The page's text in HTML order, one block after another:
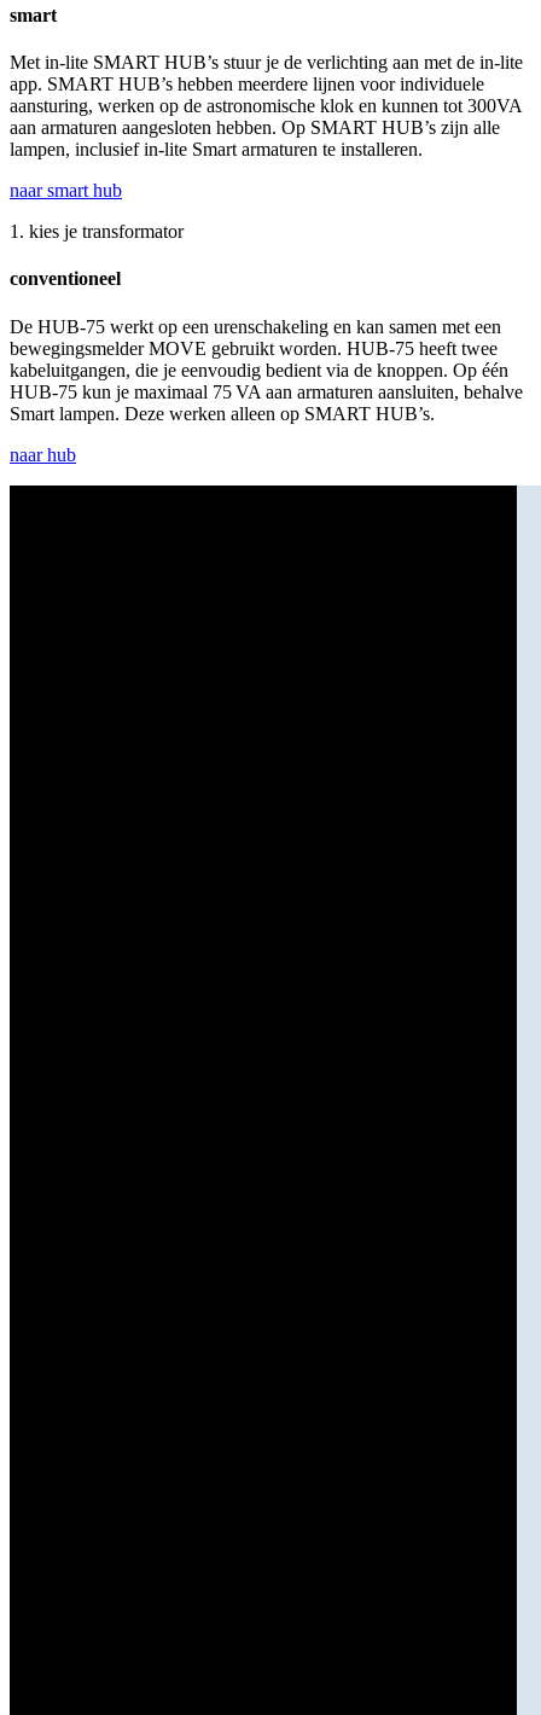
smart
Met in-lite SMART HUB’s stuur je de verlichting aan met de in-lite
app. SMART HUB’s hebben meerdere lijnen voor individuele
aansturing, werken op de astronomische klok en kunnen tot 300VA
aan armaturen aangesloten hebben. Op SMART HUB’s zijn alle
lampen, inclusief in-lite Smart armaturen te installeren.
naar smart hub
1. kies je transformator
conventioneel
De HUB-75 werkt op een urenschakeling en kan samen met een
bewegingsmelder MOVE gebruikt worden. HUB-75 heeft twee
kabeluitgangen, die je eenvoudig bedient via de knoppen. Op één
HUB-75 kun je maximaal 75 VA aan armaturen aansluiten, behalve
Smart lampen. Deze werken alleen op SMART HUB’s.
naar hub